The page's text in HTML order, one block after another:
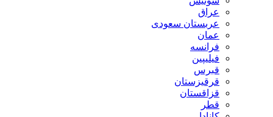
عراق
عربستان سعودی
عمان
فرانسه
فیلیپین
قبرس
قرقیزستان
قزاقستان
قطر